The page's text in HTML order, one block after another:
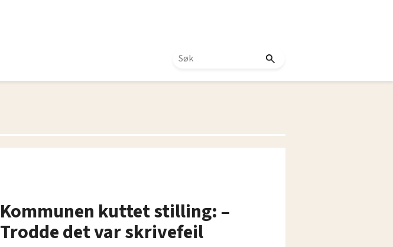
Kommunen kuttet stilling: –
Trodde det var skrivefeil